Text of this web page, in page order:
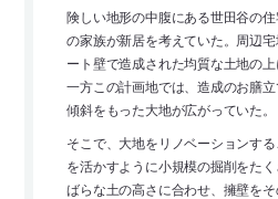
険しい地形の中腹にある世田谷の
の家族が新居を考えていた。周辺
ート壁で造成された均質な土地の
一方この計画地では、造成のお膳
傾斜をもった大地が広がっていた。
そこで、大地をリノベーションす
を活かすように小規模の掘削をた
ばらな土の高さに合わせ、擁壁を